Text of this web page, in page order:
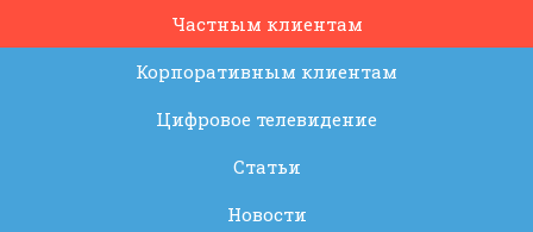
Частным клиентам
Корпоративным клиентам
Цифровое телевидение
Статьи
Новости